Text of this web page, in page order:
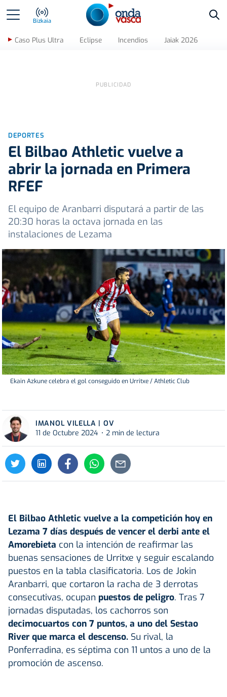
Bizkaia
Caso Plus Ultra Eclipse Incendios Jaiak 2026
DEPORTES
El Bilbao Athletic vuelve a
abrir la jornada en Primera
RFEF
El equipo de Aranbarri disputará a partir de las
20:30 horas la octava jornada en las
instalaciones de Lezama
Ekain Azkune celebra el gol conseguido en Urritxe / Athletic Club
IMANOL VILELLA | OV
11 de Octubre 2024
2 min de lectura
El Bilbao Athletic vuelve a la competición hoy en
Lezama 7 días después de vencer el derbi ante el
Amorebieta con la intención de reafirmar las
buenas sensaciones de Urritxe y seguir escalando
puestos en la tabla clasificatoria. Los de Jokin
Aranbarri, que cortaron la racha de 3 derrotas
consecutivas, ocupan puestos de peligro. Tras 7
jornadas disputadas, los cachorros son
decimocuartos con 7 puntos, a uno del Sestao
River que marca el descenso. Su rival, la
Ponferradina, es séptima con 11 untos a uno de la
promoción de ascenso.